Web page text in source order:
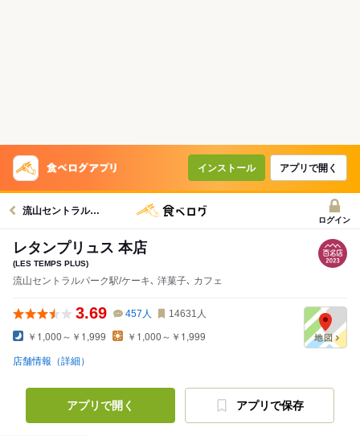
インストール アプリで開く
流山セントラルパーク駅グルメへ
ログイン
レタンプリュス 本店
(LES TEMPS PLUS)
流山セントラルパーク駅/ケーキ､ 洋菓子､ カフェ
3.69 457 人 14631 人
￥1,000～￥1,999 ￥1,000～￥1,999
店舗情報（詳細）
アプリで開く アプリで保存